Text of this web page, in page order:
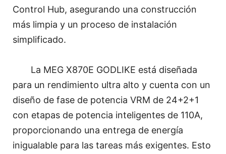
Control Hub, asegurando una construcción
más limpia y un proceso de instalación
simplificado.
La MEG X870E GODLIKE está diseñada
para un rendimiento ultra alto y cuenta con un
diseño de fase de potencia VRM de 24+2+1
con etapas de potencia inteligentes de 110A,
proporcionando una entrega de energía
inigualable para las tareas más exigentes. Esto